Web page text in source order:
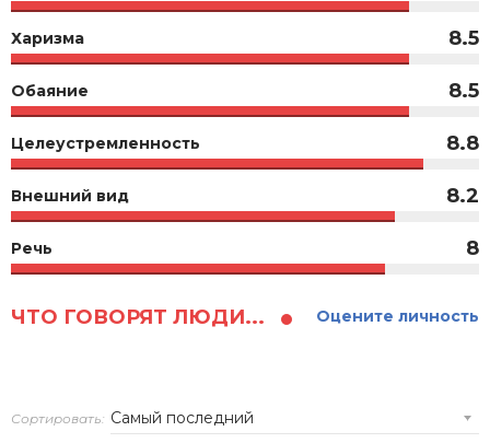
Харизма 8.5
Обаяние 8.5
Целеустремленность 8.8
Внешний вид 8.2
Речь 8
ЧТО ГОВОРЯТ ЛЮДИ... Оцените личность
Сортировать: